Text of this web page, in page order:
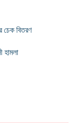
চেক বিতরণ
হামলা